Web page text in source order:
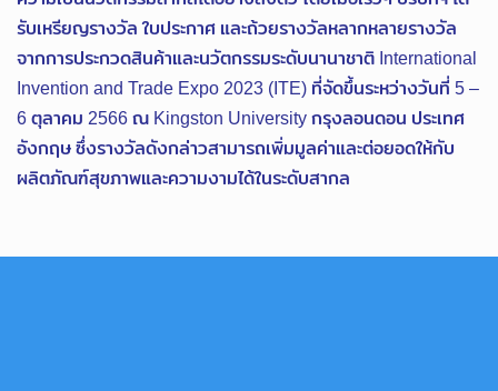
รับเหรียญรางวัล ใบประกาศ และถ้วยรางวัลหลากหลายรางวัล
จากการประกวดสินค้าและนวัตกรรมระดับนานาชาติ International
Invention and Trade Expo 2023 (ITE) ที่จัดขึ้นระหว่างวันที่ 5 –
6 ตุลาคม 2566 ณ Kingston University กรุงลอนดอน ประเทศ
อังกฤษ ซึ่งรางวัลดังกล่าวสามารถเพิ่มมูลค่าและต่อยอดให้กับ
ผลิตภัณฑ์สุขภาพและความงามได้ในระดับสากล